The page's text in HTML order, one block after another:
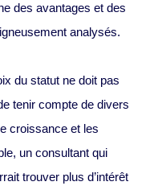
des avantages et des
analysés.
du statut ne doit pas
tenir compte de divers
croissance et les
un consultant qui
trouver plus d’intérêt